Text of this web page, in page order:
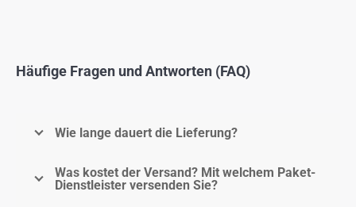
Häufige Fragen und Antworten (FAQ)
Wie lange dauert die Lieferung?
Was kostet der Versand? Mit welchem Paket-
Dienstleister versenden Sie?